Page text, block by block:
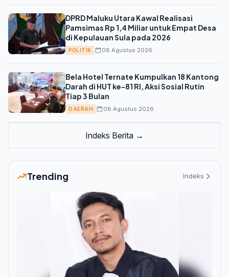
DPRD Maluku Utara Kawal Realisasi
Pamsimas Rp 1,4 Miliar untuk Empat Desa
di Kepulauan Sula pada 2026
POLITIK 08 Agustus 2026
Bela Hotel Ternate Kumpulkan 18 Kantong
Darah di HUT ke-81 RI, Aksi Sosial Rutin
Tiap 3 Bulan
DAERAH 08 Agustus 2026
Indeks Berita →
Trending Indeks